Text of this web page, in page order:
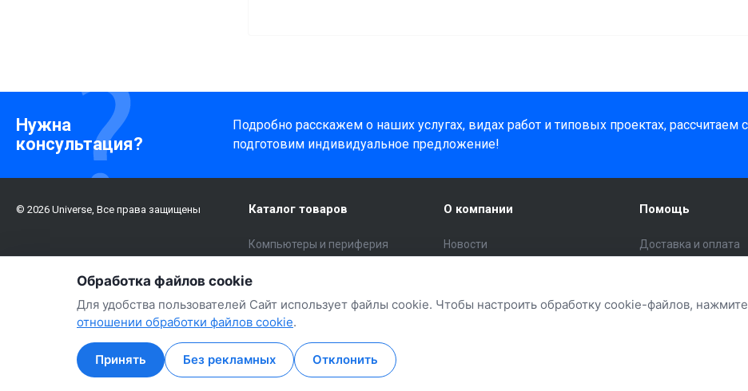
Нужна
консультация?
Подробно расскажем о наших услугах, видах работ и типовых проектах, рассчитаем
подготовим индивидуальное предложение!
© 2026 Universe, Все права защищены Каталог товаров
Компьютеры и периферия
Бытовая техника и инструмент
Авто
О компании
Новости
Политика конфиденциальности
Помощь
Доставка и оплата
Бренды
Обработка файлов cookie
Для удобства пользователей Сайт использует файлы cookie. Чтобы настроить обработку cookie-файлов,
отношении обработки файлов cookie.
Принять Без рекламных Отклонить